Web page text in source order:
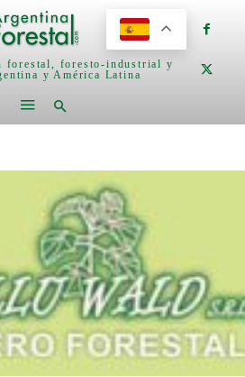
forestal, foresto-industrial y
y América Latina